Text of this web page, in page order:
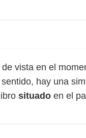
vista en el
hay una
situado en el